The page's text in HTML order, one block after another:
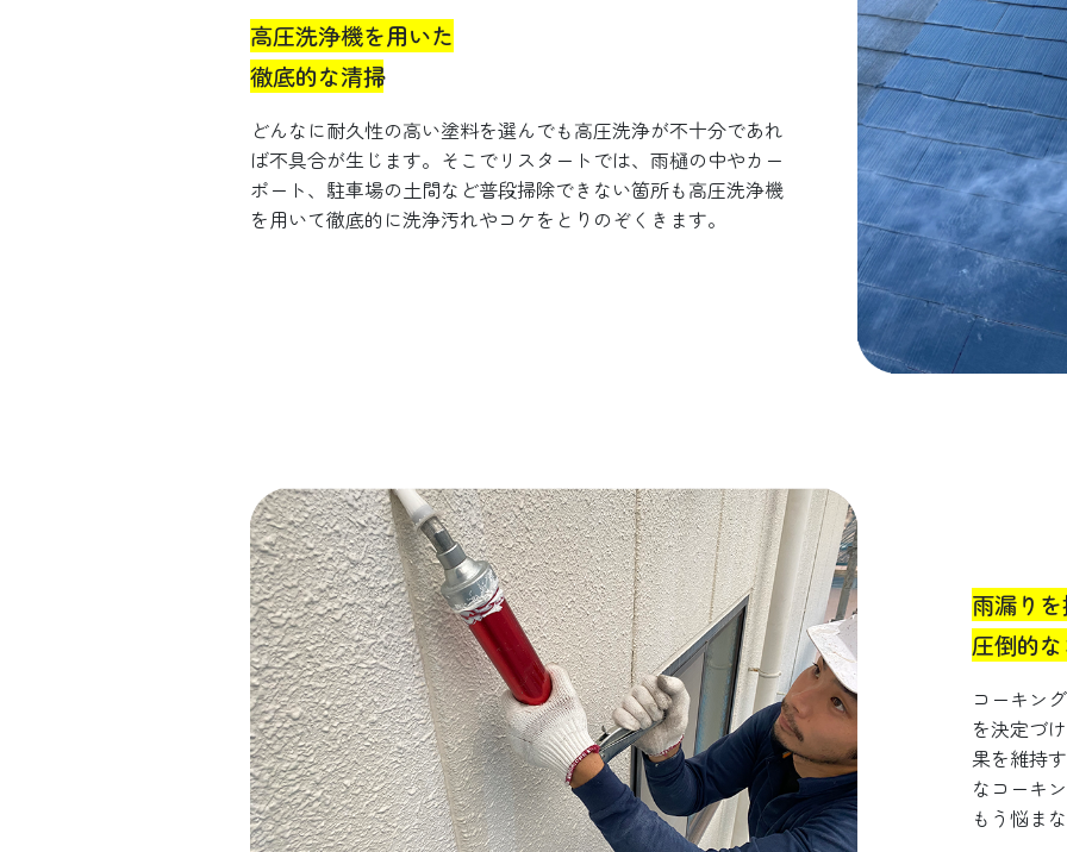
高圧洗浄機を用いた
徹底的な清掃
どんなに耐久性の高い塗料を選んでも高圧洗浄が不十分であれ
ば不具合が生じます。そこでリスタートでは、雨樋の中やカー
ポート、駐車場の土間など普段掃除できない箇所も高圧洗浄機
を用いて徹底的に洗浄汚れやコケをとりのぞくきます。
雨漏り
圧倒的
コーキン
を決定づ
果を維持
なコーキ
もう悩ま